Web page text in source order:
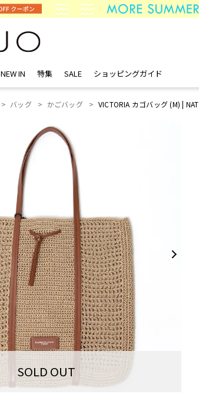
NEW IN 特集 SALE ショッピングガイド
バッグ かごバッグ VICTORIA カゴバッグ (M) |
SOLD OUT